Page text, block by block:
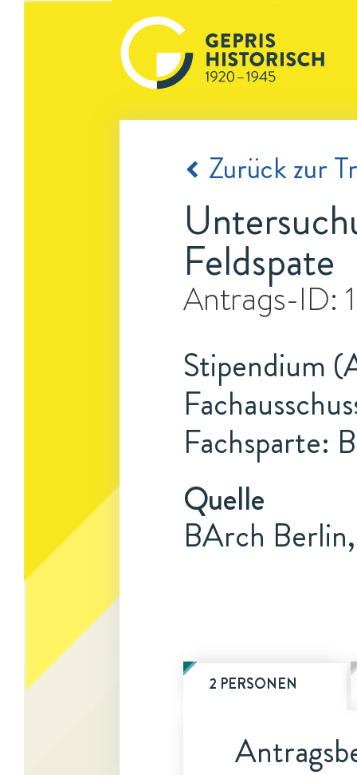
Zurück zur
Feldspate
Antrags-ID:
Stipendium
Fachsparte:
Quelle
BArch
2 PERSONEN